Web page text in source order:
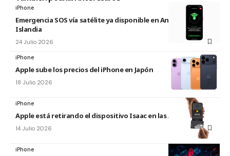
iPhone
Emergencia SOS vía satélite ya disponible en Andorra e
Islandia
24 Julio 2026
iPhone
Apple sube los precios del iPhone en Japón
18 Julio 2026
iPhone
Apple está retirando el dispositivo Isaac en las Apple Store
14 Julio 2026
iPhone